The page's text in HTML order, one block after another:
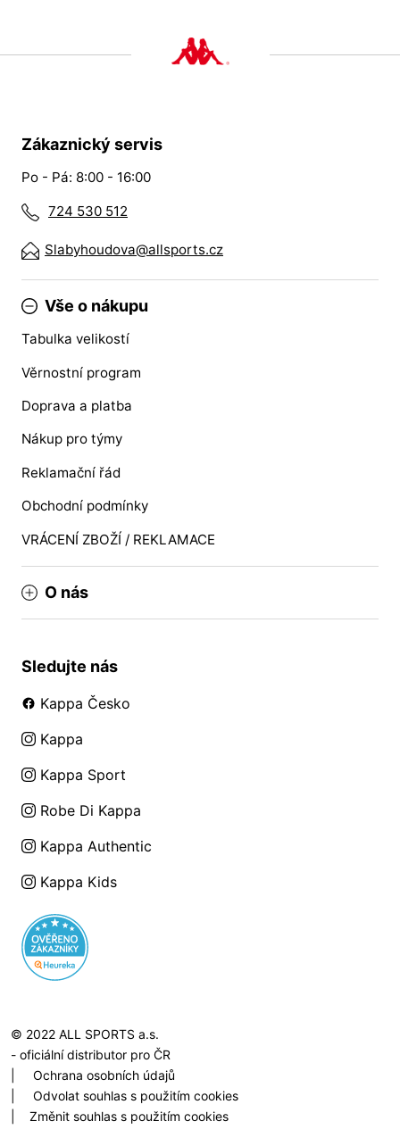
Zákaznický servis
Po - Pá: 8:00 - 16:00
724 530 512
Slabyhoudova@allsports.cz
Vše o nákupu
Tabulka velikostí
Věrnostní program
Doprava a platba
Nákup pro týmy
Reklamační řád
Obchodní podmínky
VRÁCENÍ ZBOŽÍ / REKLAMACE
O nás
Sledujte nás
Kappa Česko
Kappa
Kappa Sport
Robe Di Kappa
Kappa Authentic
Kappa Kids
© 2022 ALL SPORTS a.s.
- oficiální distributor pro ČR
Ochrana osobních údajů
Odvolat souhlas s použitím cookies
Změnit souhlas s použitím cookies